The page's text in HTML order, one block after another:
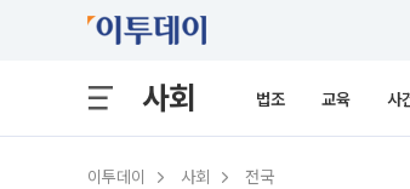
사회 법조 교육 사
이투데이 사회 전국